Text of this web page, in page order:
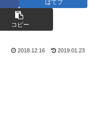
はてブ
コピー
2018.12.16 2019.01.23